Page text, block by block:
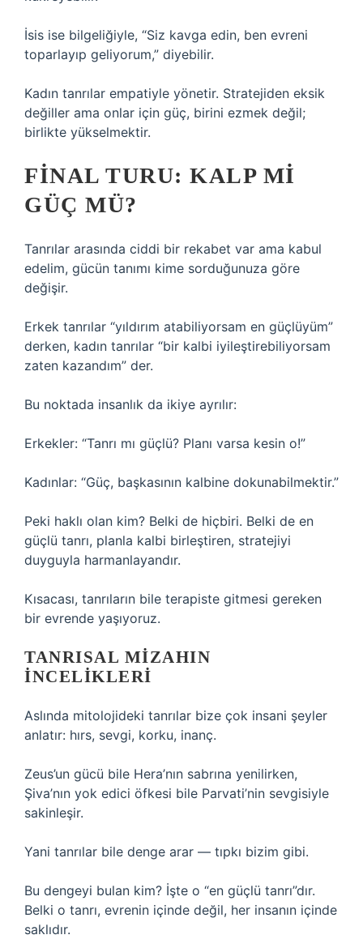
İsis ise bilgeliğiyle, “Siz kavga edin, ben evreni
toparlayıp geliyorum,” diyebilir.
Kadın tanrılar empatiyle yönetir. Stratejiden eksik
değiller ama onlar için güç, birini ezmek değil;
birlikte yükselmektir.
FINAL TURU: KALP MI
GÜÇ MÜ?
Tanrılar arasında ciddi bir rekabet var ama kabul
edelim, gücün tanımı kime sorduğunuza göre
değişir.
Erkek tanrılar “yıldırım atabiliyorsam en güçlüyüm”
derken, kadın tanrılar “bir kalbi iyileştirebiliyorsam
zaten kazandım” der.
Bu noktada insanlık da ikiye ayrılır:
Erkekler: “Tanrı mı güçlü? Planı varsa kesin o!”
Kadınlar: “Güç, başkasının kalbine dokunabilmektir.”
Peki haklı olan kim? Belki de hiçbiri. Belki de en
güçlü tanrı, planla kalbi birleştiren, stratejiyi
duyguyla harmanlayandır.
Kısacası, tanrıların bile terapiste gitmesi gereken
bir evrende yaşıyoruz.
TANRISAL MIZAHIN
İNCELIKLERI
Aslında mitolojideki tanrılar bize çok insani şeyler
anlatır: hırs, sevgi, korku, inanç.
Zeus’un gücü bile Hera’nın sabrına yenilirken,
Şiva’nın yok edici öfkesi bile Parvati’nin sevgisiyle
sakinleşir.
Yani tanrılar bile denge arar — tıpkı bizim gibi.
Bu dengeyi bulan kim? İşte o “en güçlü tanrı”dır.
Belki o tanrı, evrenin içinde değil, her insanın içinde
saklıdır.